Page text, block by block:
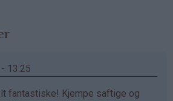
13:25
fantastiske! Kjempe saftige og